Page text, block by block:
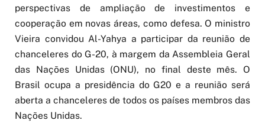
perspectivas de ampliação de investimentos e
cooperação em novas áreas, como defesa. O ministro
Vieira convidou Al-Yahya a participar da reunião de
chanceleres do G-20, à margem da Assembleia Geral
das Nações Unidas (ONU), no final deste mês. O
Brasil ocupa a presidência do G20 e a reunião será
aberta a chanceleres de todos os países membros das
Nações Unidas.